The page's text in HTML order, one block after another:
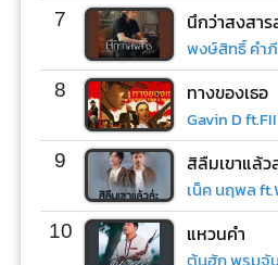
7 นึกว่าสงสา
พงษ์สิทธิ์ คำ
8 ทางของเธอ
9 สิลืมเขาแล้ว
เน็ค นฤพล
10 แหวนคำ